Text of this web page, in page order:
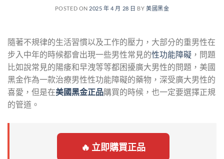
POSTED ON 2025 年 4 月 28 日 BY 美國黑金
隨著不規律的生活習慣以及工作的壓力，大部分的重男性在
步入中年的時候都會出現一些男性常見的性功能障礙 ，問題
比如說常見的陽痿和早洩等等都困擾廣大男性的問題，美國
黑金作為一款治療男性性功能障礙的藥物，深受廣大男性的
喜愛，但是在美國黑金正品購買的時候，也一定要選擇正規
的管道。
🔥 立即購買正品